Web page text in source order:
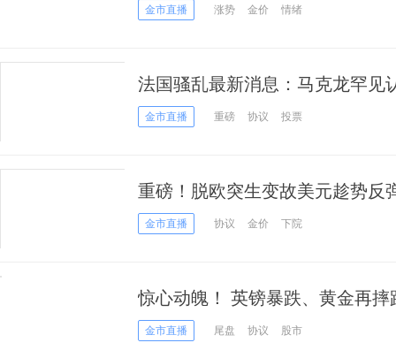
金市直播 涨势 金价 情绪
法国骚乱最新消息：马克龙罕见
紧急状态 黄金走势如虎添翼！
金市直播 重磅 协议 投票
重磅！脱欧突生变故美元趁势反
黄金或迎来大爆发！
金市直播 协议 金价 下院
惊心动魄！ 英镑暴跌、黄金再摔
生” 原油依旧“凄风苦雨”
金市直播 尾盘 协议 股市